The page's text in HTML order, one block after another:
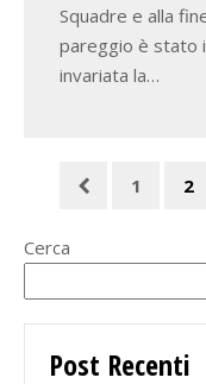
Squadre e alla
pareggio è stato
invariata la…
1 2
Cerca
Post Recenti